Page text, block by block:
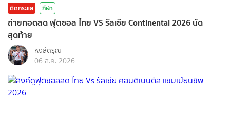
ติดกระแส กีฬา
ถ่ายทอดสด ฟุตซอล ไทย VS รัสเซีย Continental 2026 นัด
สุดท้าย
หงส์ดรุณ
06 ส.ค. 2026